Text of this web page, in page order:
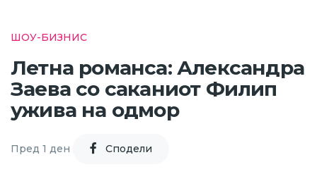
ШОУ-БИЗНИС
Летна романса: Александра
Заева со саканиот Филип
ужива на одмор
Пред 1 ден Cподели